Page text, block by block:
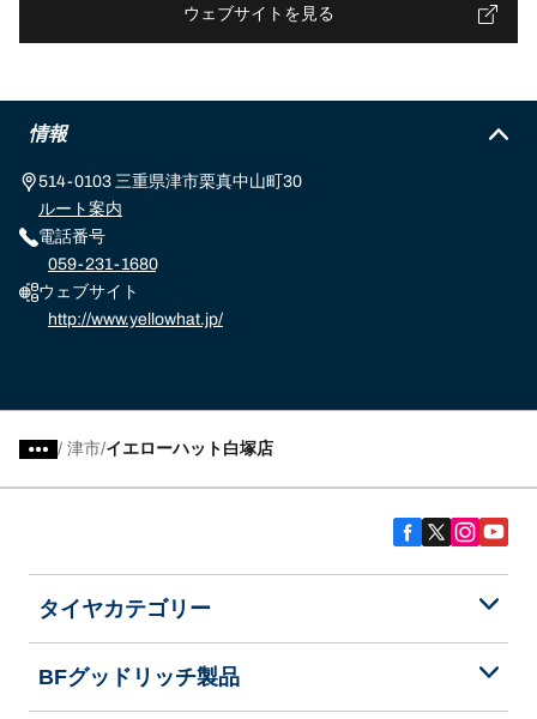
ウェブサイトを見る
情報
514-0103 三重県津市栗真中山町30
ルート案内
電話番号
059-231-1680
ウェブサイト
http://www.yellowhat.jp/
/ 津市 イエローハット白塚店
タイヤカテゴリー
BFグッドリッチ製品